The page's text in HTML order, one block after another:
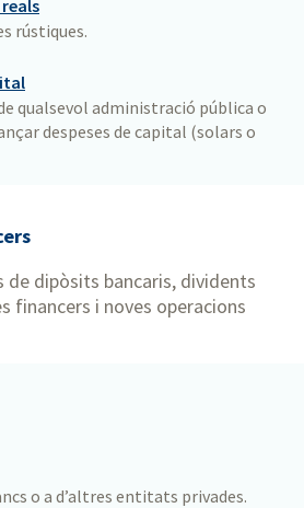
rústiques.
qualsevol administració pública o
despeses de capital (solars o
de dipòsits bancaris, dividents
financers i noves operacions
o a d’altres entitats privades.